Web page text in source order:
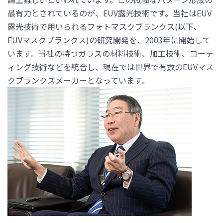
最有力とされているのが、EUV露光技術です。当社はEUV
露光技術で用いられるフォトマスクブランクス(以下、
EUVマスクブランクス)の研究開発を、2003年に開始して
います。当社の持つガラスの材料技術、加工技術、コーテ
ィング技術などを統合し、現在では世界で有数のEUVマス
クブランクスメーカーとなっています。